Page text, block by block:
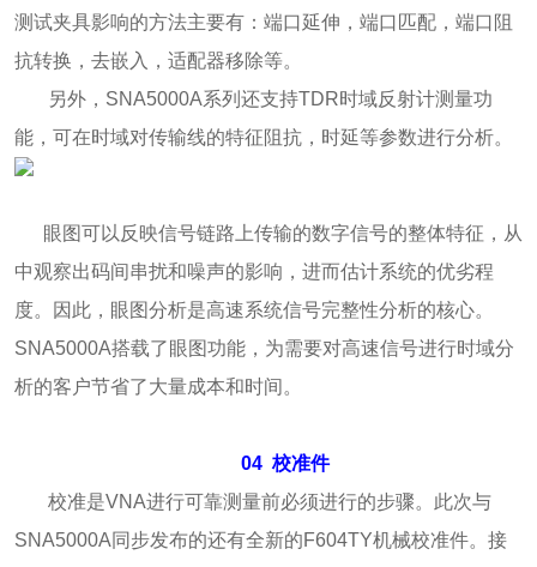
测试夹具影响的方法主要有：端口延伸，端口匹配，端口阻
抗转换，去嵌入，适配器移除等。
另外，SNA5000A系列还支持TDR时域反射计测量功
能，可在时域对传输线的特征阻抗，时延等参数进行分析。
眼图可以反映信号链路上传输的数字信号的整体特征，从
中观察出码间串扰和噪声的影响，进而估计系统的优劣程
度。因此，眼图分析是高速系统信号完整性分析的核心。
SNA5000A搭载了眼图功能，为需要对高速信号进行时域分
析的客户节省了大量成本和时间。
04 校准件
校准是VNA进行可靠测量前必须进行的步骤。此次与
SNA5000A同步发布的还有全新的F604TY机械校准件。接